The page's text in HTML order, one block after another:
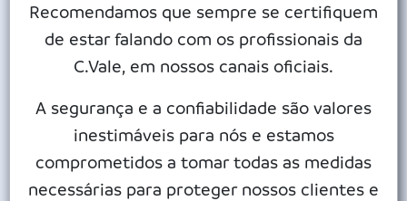
bases para o asfalto, plantio de grama e remanejamento de
redes elétricas.
O contorno viário será formado por 15,2 quilômetros de
pistas, viaduto, trevos e rotatórias ligando Palotina a Assis
Chateaubriand, Terra Roxa, Francisco Alves e Toledo.
A empreiteira Castilho tem mais 14 meses para concluir os
trabalhos. Quando estiver pronto, o contorno viário vai
Recomendamos que sempre se certifiquem
de estar falando com os profissionais da
C.Vale, em nossos canais oficiais.
A segurança e a confiabilidade são valores
inestimáveis para nós e estamos
comprometidos a tomar todas as medidas
necessárias para proteger nossos clientes e